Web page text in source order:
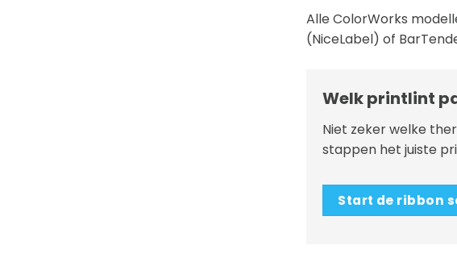
Alle ColorWorks
(NiceLabel) of
Welk printlint
Niet zeker welke
stappen het juiste
Start de ribbon